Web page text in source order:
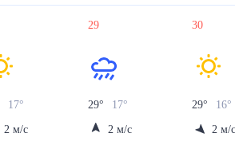
17°
2 м/с
29
29° 17°
2 м/с
30
29° 16°
2 м/